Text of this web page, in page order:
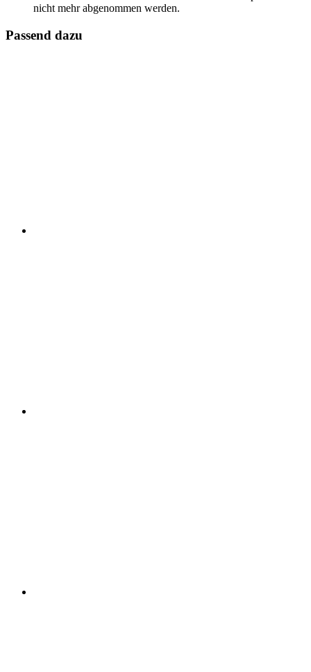
nicht mehr abgenommen werden.
Passend dazu